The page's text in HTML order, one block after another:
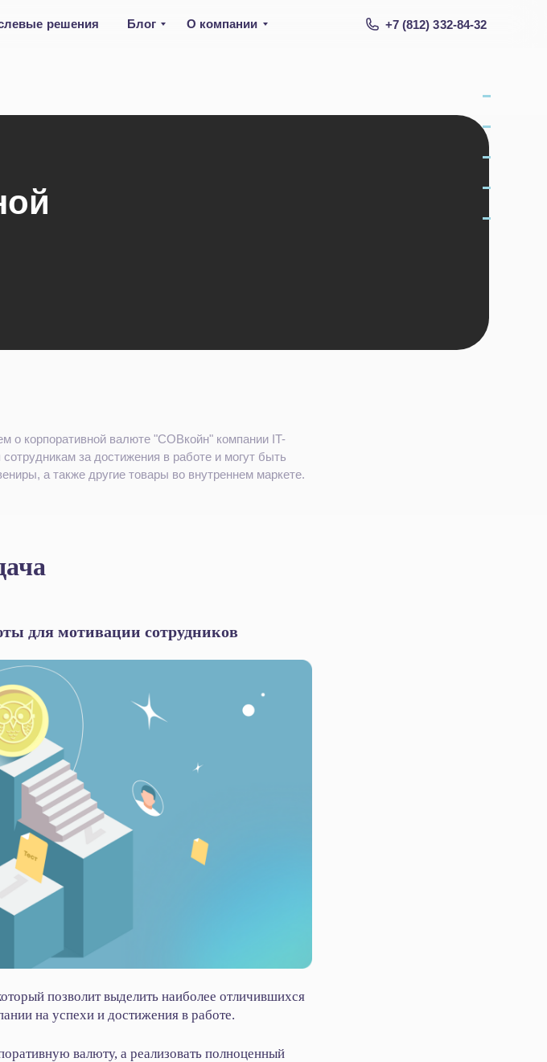
+7 (812) 332-84-32
О компании
Блог
решения
о корпоративной валюте "СОВкойн" компании IT-
за достижения в работе и могут быть
а также другие товары во внутреннем маркете.
для мотивации сотрудников
позволит выделить наиболее отличившихся
на успехи и достижения в работе.
валюту, а реализовать полноценный